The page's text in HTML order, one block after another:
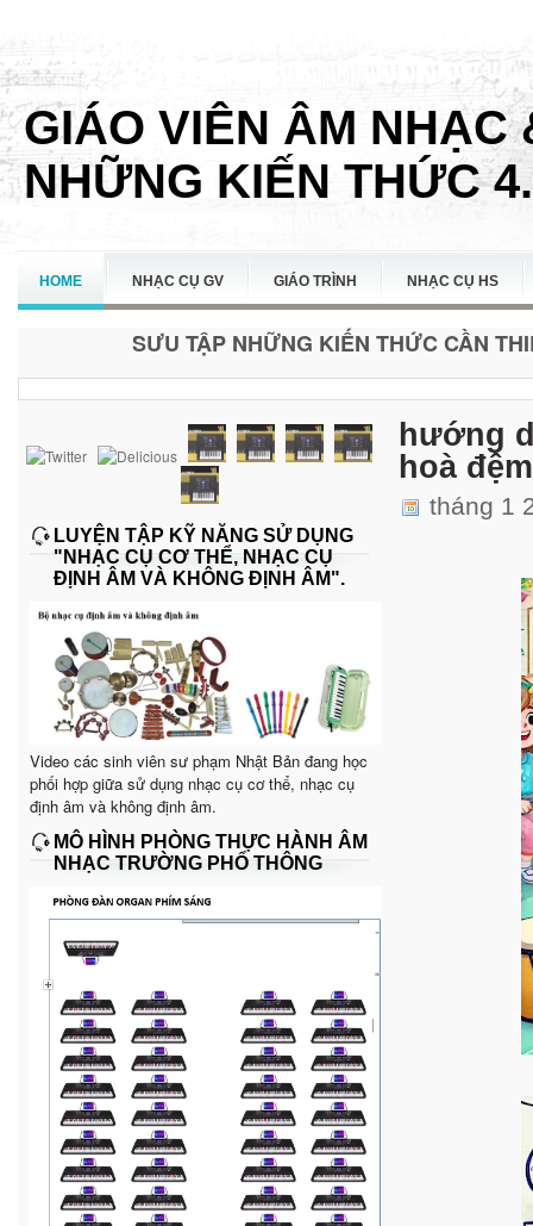
GIÁO VIÊN ÂM NHẠC
NHỮNG KIẾN THỨC
HOME NHẠC CỤ GV GIÁO TRÌNH NHẠC CỤ HS
SƯU TẬP NHỮNG KIẾN THỨC CẦN
LUYỆN TẬP KỸ NĂNG SỬ DỤNG
"NHẠC CỤ CƠ THỂ, NHẠC CỤ
ĐỊNH ÂM VÀ KHÔNG ĐỊNH ÂM".
Video các sinh viên sư phạm Nhật Bản đang học
phối hợp giữa sử dụng nhạc cụ cơ thể, nhạc cụ
định âm và không định âm.
MÔ HÌNH PHÒNG THỰC HÀNH ÂM
NHẠC TRƯỜNG PHỔ THÔNG
hướng
hoà
tháng 1